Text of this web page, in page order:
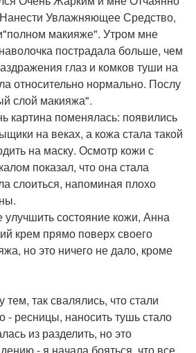
Увлажняющее Средство,
макияже". Утром мне
пострадала больше, чем
глаз и комков туши на
относительно нормально. Послу
слой макияжа".
картина поменялась: появились
на веках, а кожа стала такой
на маску. Осмотр кожи с
показал, что она стала
слоиться, напоминая плохо
улучшить состояние кожи, Анна
крем прямо поверх своего
но это ничего не дало, кроме
так свалялись, что стали
- ресницы, наносить тушь стало
из разделить, но это
- я начала бояться, что все